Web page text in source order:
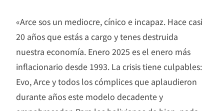
«Arce sos un mediocre, cínico e incapaz. Hace casi
20 años que estás a cargo y tenes destruida
nuestra economía. Enero 2025 es el enero más
inflacionario desde 1993. La crisis tiene culpables:
Evo, Arce y todos los cómplices que aplaudieron
durante años este modelo decadente y